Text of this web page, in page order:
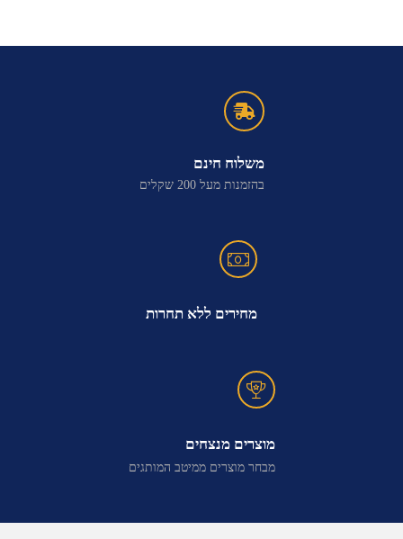
משלוח חינם
בהזמנות מעל 200 שקלים
מחירים ללא תחרות
מוצרים מנצחים
מבחר מוצרים ממיטב המותגים